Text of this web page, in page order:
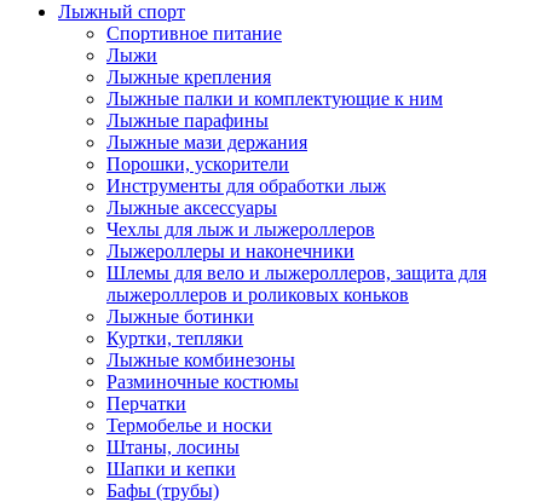
Лыжный спорт
Спортивное питание
Лыжи
Лыжные крепления
Лыжные палки и комплектующие к ним
Лыжные парафины
Лыжные мази держания
Порошки, ускорители
Инструменты для обработки лыж
Лыжные аксессуары
Чехлы для лыж и лыжероллеров
Лыжероллеры и наконечники
Шлемы для вело и лыжероллеров, защита для
лыжероллеров и роликовых коньков
Лыжные ботинки
Куртки, тепляки
Лыжные комбинезоны
Разминочные костюмы
Перчатки
Термобелье и носки
Штаны, лосины
Шапки и кепки
Бафы (трубы)